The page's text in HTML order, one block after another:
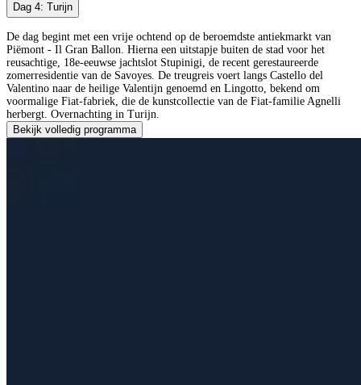
Dag 4: Turijn
De dag begint met een vrije ochtend op de beroemdste antiekmarkt van
Piëmont - Il Gran Ballon. Hierna een uitstapje buiten de stad voor het
reusachtige, 18e-eeuwse jachtslot Stupinigi, de recent gerestaureerde
zomerresidentie van de Savoyes. De treugreis voert langs Castello del
Valentino naar de heilige Valentijn genoemd en Lingotto, bekend om
voormalige Fiat-fabriek, die de kunstcollectie van de Fiat-familie Agnelli
herbergt. Overnachting in Turijn.
Bekijk volledig programma